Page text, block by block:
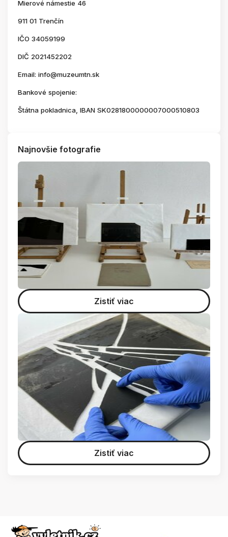
Mierové námestie 46
911 01 Trenčín
IČO 34059199
DIČ 2021452202
Email: info@muzeumtn.sk
Bankové spojenie:
Štátna pokladnica, IBAN SK0281800000007000510803
Najnovšie fotografie
Zistiť viac
Zistiť viac